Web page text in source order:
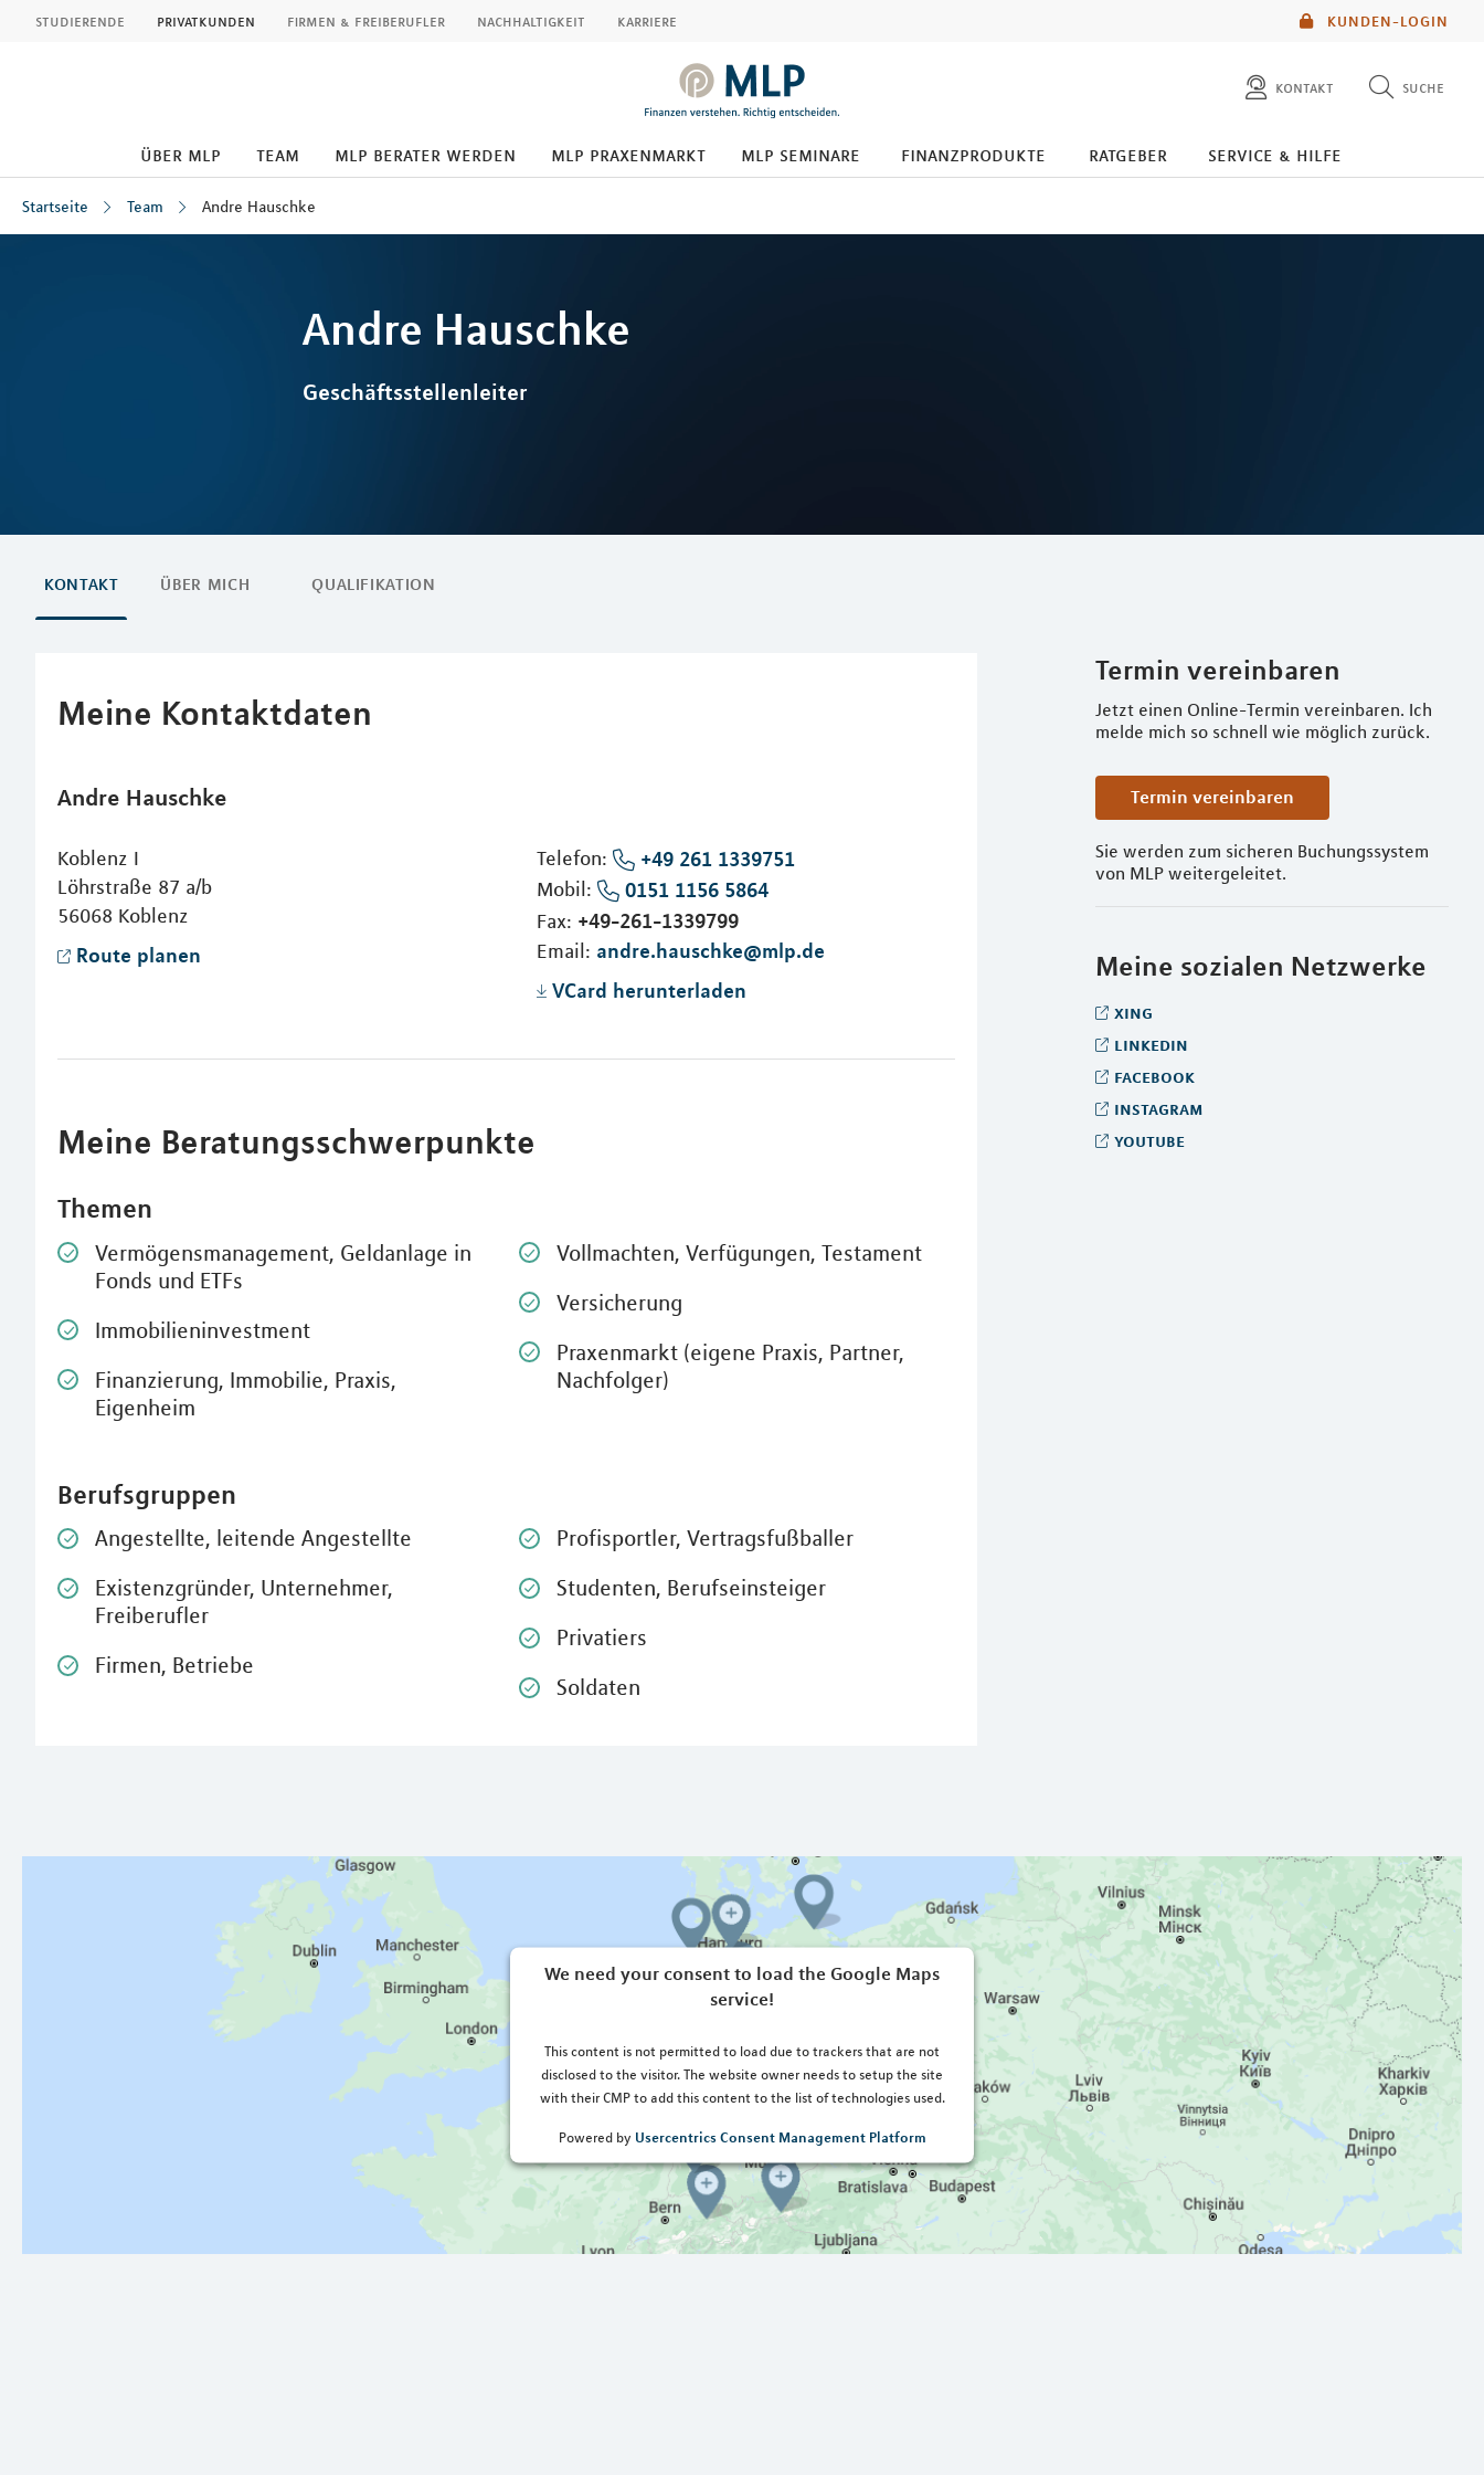
KUNDEN-LOGIN
studierende privatkunden firmen & freiberufler nachhaltigkeit karriere
kontakt suche
diese website durchsuchen
über mlp team mlp berater werden mlp praxenmarkt mlp seminare finanzprodukte ratgeber service & hilfe
Startseite Team Andre Hauschke
Andre Hauschke
Geschäftsstellenleiter
KONTAKT ÜBER MICH QUALIFIKATION
Termin vereinbaren
Jetzt einen Online-Termin vereinbaren. Ich
melde mich so schnell wie möglich zurück.
Termin vereinbaren
Sie werden zum sicheren Buchungssystem
von MLP weitergeleitet.
Meine sozialen Netzwerke
xing
linkedin
facebook
instagram
youtube
Meine Kontaktdaten
Andre Hauschke
Koblenz I
Löhrstraße 87 a/b
56068 Koblenz
Route planen
Telefon:
+49 261 1339751
Mobil:
0151 1156 5864
Fax: +49-261-1339799
Email: andre.hauschke@mlp.de
VCard herunterladen
Meine Beratungsschwerpunkte
Themen
Vermögensmanagement, Geldanlage in
Fonds und ETFs
Immobilieninvestment
Finanzierung, Immobilie, Praxis,
Eigenheim
Vollmachten, Verfügungen, Testament
Versicherung
Praxenmarkt (eigene Praxis, Partner,
Nachfolger)
Berufsgruppen
Angestellte, leitende Angestellte
Existenzgründer, Unternehmer,
Freiberufler
Firmen, Betriebe
Profisportler, Vertragsfußballer
Studenten, Berufseinsteiger
Privatiers
Soldaten
We need your consent to load the Google Maps
service!
This content is not permitted to load due to trackers that are not
disclosed to the visitor. The website owner needs to setup the site
with their CMP to add this content to the list of technologies used.
Powered by Usercentrics Consent Management Platform